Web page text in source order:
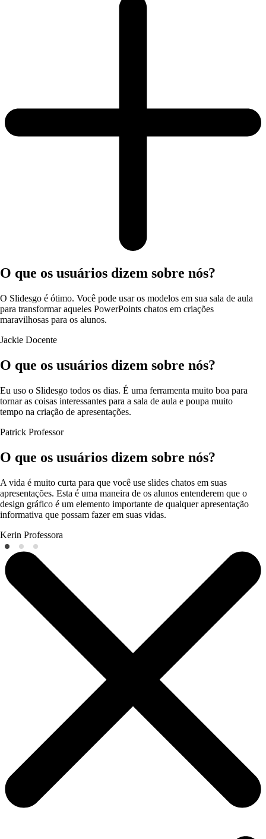
O que os usuários dizem sobre nós?
O Slidesgo é ótimo. Você pode usar os modelos em sua sala de aula
para transformar aqueles PowerPoints chatos em criações
maravilhosas para os alunos.
Jackie Docente
O que os usuários dizem sobre nós?
Eu uso o Slidesgo todos os dias. É uma ferramenta muito boa para
tornar as coisas interessantes para a sala de aula e poupa muito
tempo na criação de apresentações.
Patrick Professor
O que os usuários dizem sobre nós?
A vida é muito curta para que você use slides chatos em suas
apresentações. Esta é uma maneira de os alunos entenderem que o
design gráfico é um elemento importante de qualquer apresentação
informativa que possam fazer em suas vidas.
Kerin Professora